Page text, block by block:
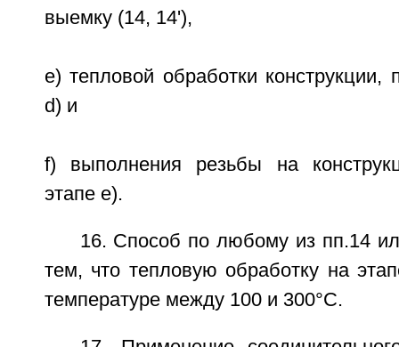
выемку (14, 14'),
e) тепловой обработки конструкции,
d) и
f) выполнения резьбы на
этапе е).
16. Способ по любому из пп.14
тем, что тепловую обработку на
температуре между 100 и 300°С.